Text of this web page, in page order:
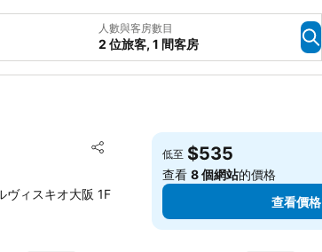
人數與客房數目
2 位旅客, 1 間客房
分享
放到收藏夾
ィスキオ大阪 1F
低至 $535
查看8 個網站的價格
查看價格